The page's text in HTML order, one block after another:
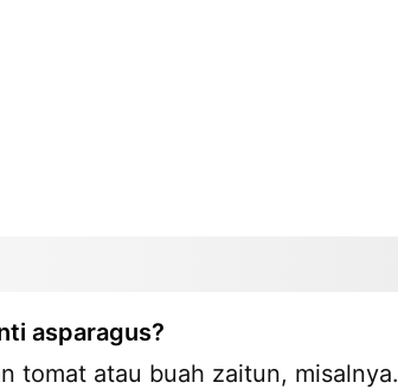
asparagus?
tomat atau buah zaitun, misalnya.